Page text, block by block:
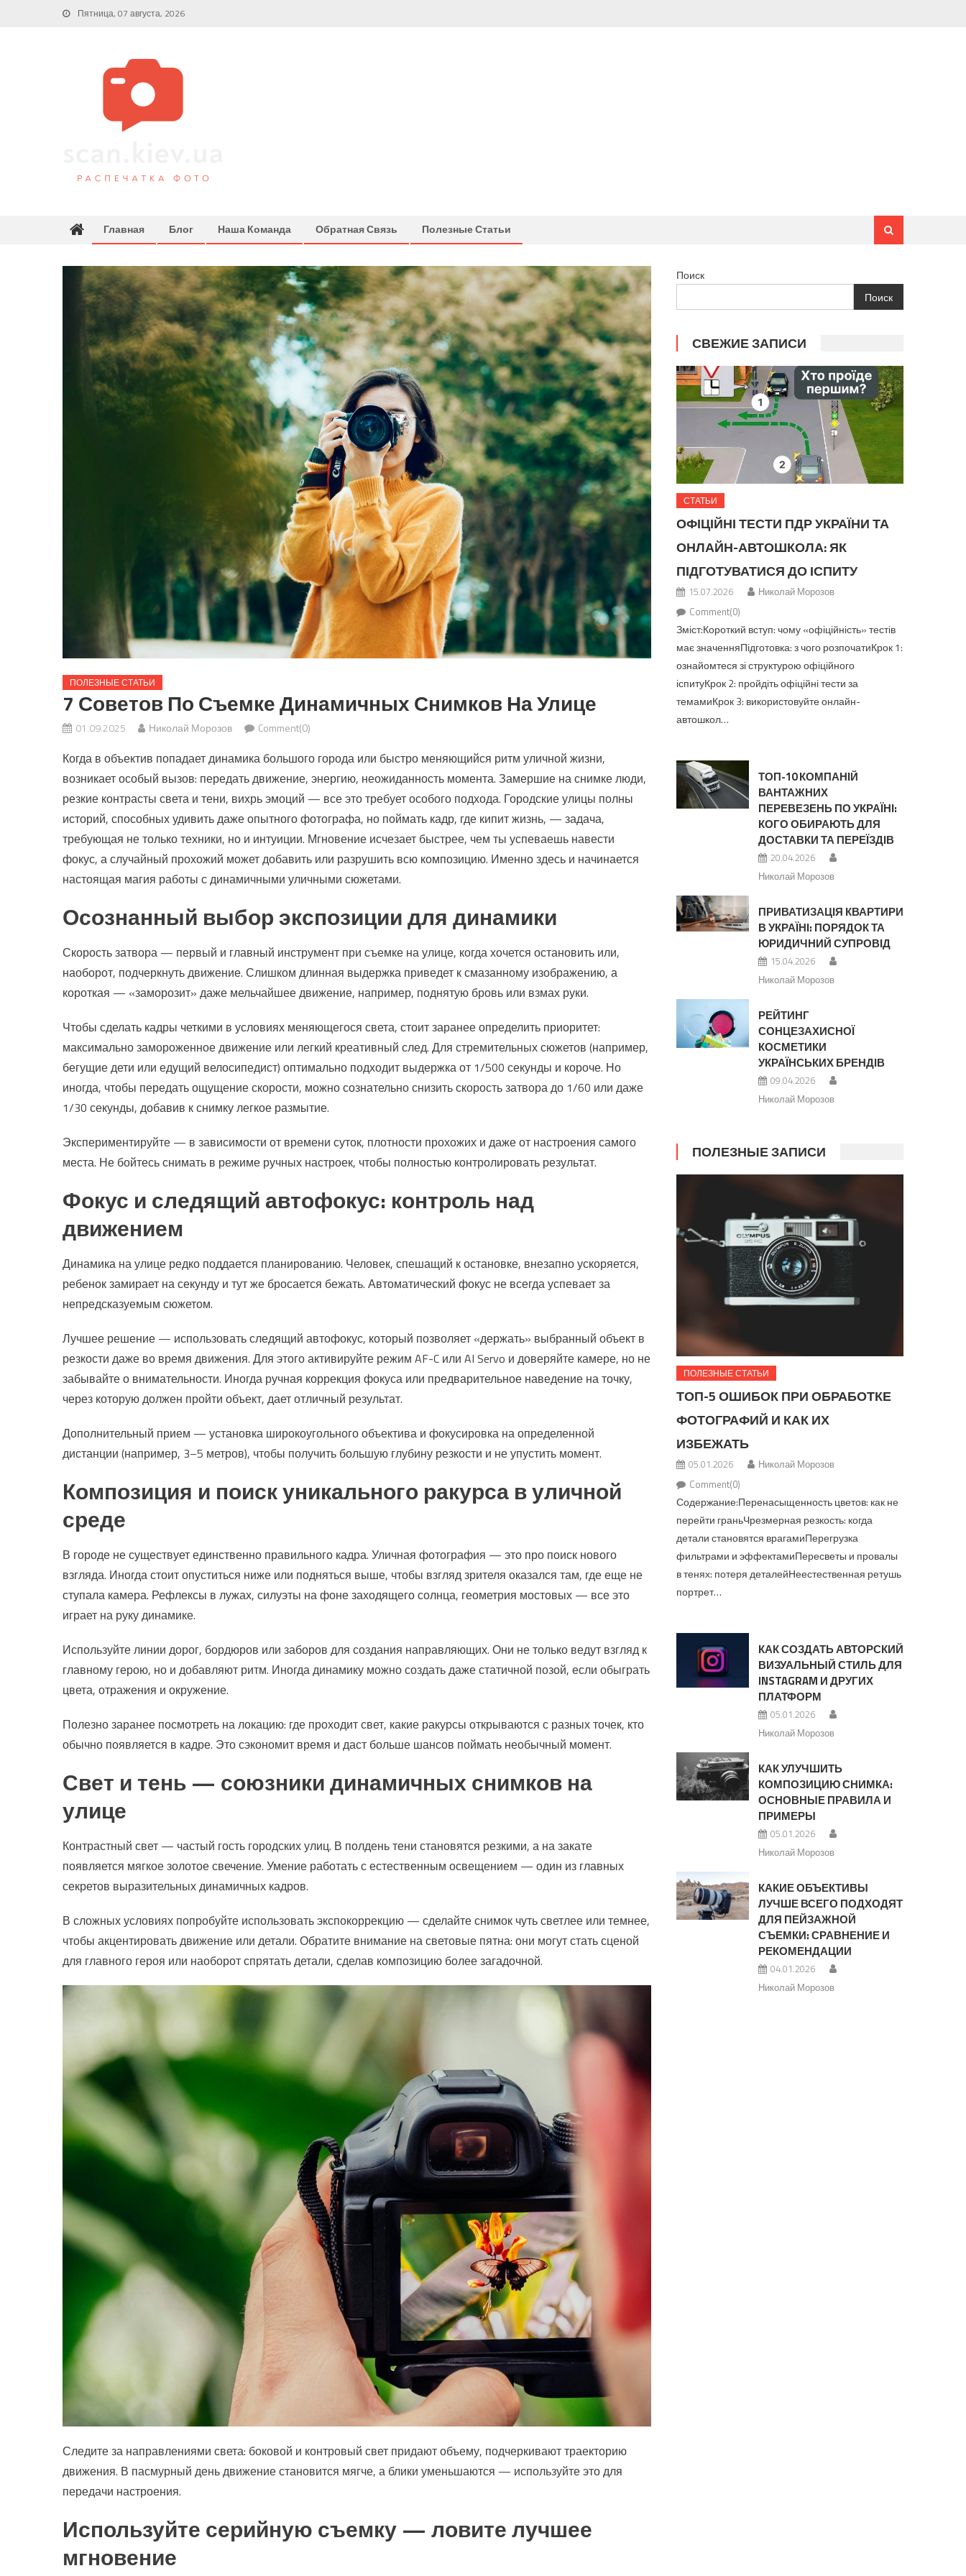
Пятница, 07 августа, 2026
Главная Блог Наша Команда Обратная Связь Полезные Статьи
ПОЛЕЗНЫЕ СТАТЬИ
7 Советов По Съемке Динамичных Снимков На Улице
01.09.2025 Николай Морозов Comment(0)
Когда в объектив попадает динамика большого города или быстро меняющийся ритм уличной жизни,
возникает особый вызов: передать движение, энергию, неожиданность момента. Замершие на снимке люди,
резкие контрасты света и тени, вихрь эмоций — все это требует особого подхода. Городские улицы полны
историй, способных удивить даже опытного фотографа, но поймать кадр, где кипит жизнь, — задача,
требующая не только техники, но и интуиции. Мгновение исчезает быстрее, чем ты успеваешь навести
фокус, а случайный прохожий может добавить или разрушить всю композицию. Именно здесь и начинается
настоящая магия работы с динамичными уличными сюжетами.
Осознанный выбор экспозиции для динамики
Скорость затвора — первый и главный инструмент при съемке на улице, когда хочется остановить или,
наоборот, подчеркнуть движение. Слишком длинная выдержка приведет к смазанному изображению, а
короткая — «заморозит» даже мельчайшее движение, например, поднятую бровь или взмах руки.
Чтобы сделать кадры четкими в условиях меняющегося света, стоит заранее определить приоритет:
максимально замороженное движение или легкий креативный след. Для стремительных сюжетов (например,
бегущие дети или едущий велосипедист) оптимально подходит выдержка от 1/500 секунды и короче. Но
иногда, чтобы передать ощущение скорости, можно сознательно снизить скорость затвора до 1/60 или даже
1/30 секунды, добавив к снимку легкое размытие.
Экспериментируйте — в зависимости от времени суток, плотности прохожих и даже от настроения самого
места. Не бойтесь снимать в режиме ручных настроек, чтобы полностью контролировать результат.
Фокус и следящий автофокус: контроль над
движением
Динамика на улице редко поддается планированию. Человек, спешащий к остановке, внезапно ускоряется,
ребенок замирает на секунду и тут же бросается бежать. Автоматический фокус не всегда успевает за
непредсказуемым сюжетом.
Лучшее решение — использовать следящий автофокус, который позволяет «держать» выбранный объект в
резкости даже во время движения. Для этого активируйте режим AF-C или AI Servo и доверяйте камере, но не
забывайте о внимательности. Иногда ручная коррекция фокуса или предварительное наведение на точку,
через которую должен пройти объект, дает отличный результат.
Дополнительный прием — установка широкоугольного объектива и фокусировка на определенной
дистанции (например, 3–5 метров), чтобы получить большую глубину резкости и не упустить момент.
Композиция и поиск уникального ракурса в уличной
среде
В городе не существует единственно правильного кадра. Уличная фотография — это про поиск нового
взгляда. Иногда стоит опуститься ниже или подняться выше, чтобы взгляд зрителя оказался там, где еще не
ступала камера. Рефлексы в лужах, силуэты на фоне заходящего солнца, геометрия мостовых — все это
играет на руку динамике.
Используйте линии дорог, бордюров или заборов для создания направляющих. Они не только ведут взгляд к
главному герою, но и добавляют ритм. Иногда динамику можно создать даже статичной позой, если обыграть
цвета, отражения и окружение.
Полезно заранее посмотреть на локацию: где проходит свет, какие ракурсы открываются с разных точек, кто
обычно появляется в кадре. Это сэкономит время и даст больше шансов поймать необычный момент.
Свет и тень — союзники динамичных снимков на
улице
Контрастный свет — частый гость городских улиц. В полдень тени становятся резкими, а на закате
появляется мягкое золотое свечение. Умение работать с естественным освещением — один из главных
секретов выразительных динамичных кадров.
В сложных условиях попробуйте использовать экспокоррекцию — сделайте снимок чуть светлее или темнее,
чтобы акцентировать движение или детали. Обратите внимание на световые пятна: они могут стать сценой
для главного героя или наоборот спрятать детали, сделав композицию более загадочной.
Следите за направлениями света: боковой и контровый свет придают объему, подчеркивают траекторию
движения. В пасмурный день движение становится мягче, а блики уменьшаются — используйте это для
передачи настроения.
Используйте серийную съемку — ловите лучшее
мгновение
Поиск
Поиск
СВЕЖИЕ ЗАПИСИ
СТАТЬИ
ОФІЦІЙНІ ТЕСТИ ПДР УКРАЇНИ ТА
ОНЛАЙН-АВТОШКОЛА: ЯК
ПІДГОТУВАТИСЯ ДО ІСПИТУ
15.07.2026
Николай Морозов
Comment(0)
Зміст:Короткий вступ: чому «офіційність» тестів
має значенняПідготовка: з чого розпочатиКрок 1:
ознайомтеся зі структурою офіційного
іспитуКрок 2: пройдіть офіційні тести за
темамиКрок 3: використовуйте онлайн-
автошкол…
ТОП-10 КОМПАНІЙ
ВАНТАЖНИХ
ПЕРЕВЕЗЕНЬ ПО УКРАЇНІ:
КОГО ОБИРАЮТЬ ДЛЯ
ДОСТАВКИ ТА ПЕРЕЇЗДІВ
20.04.2026
Николай Морозов
ПРИВАТИЗАЦІЯ КВАРТИРИ
В УКРАЇНІ: ПОРЯДОК ТА
ЮРИДИЧНИЙ СУПРОВІД
15.04.2026
Николай Морозов
РЕЙТИНГ
СОНЦЕЗАХИСНОЇ
КОСМЕТИКИ
УКРАЇНСЬКИХ БРЕНДІВ
09.04.2026
Николай Морозов
ПОЛЕЗНЫЕ ЗАПИСИ
ПОЛЕЗНЫЕ СТАТЬИ
ТОП-5 ОШИБОК ПРИ ОБРАБОТКЕ
ФОТОГРАФИЙ И КАК ИХ
ИЗБЕЖАТЬ
05.01.2026
Николай Морозов
Comment(0)
Содержание:Перенасыщенность цветов: как не
перейти граньЧрезмерная резкость: когда
детали становятся врагамиПерегрузка
фильтрами и эффектамиПересветы и провалы
в тенях: потеря деталейНеестественная ретушь
портрет…
КАК СОЗДАТЬ АВТОРСКИЙ
ВИЗУАЛЬНЫЙ СТИЛЬ ДЛЯ
INSTAGRAM И ДРУГИХ
ПЛАТФОРМ
05.01.2026
Николай Морозов
КАК УЛУЧШИТЬ
КОМПОЗИЦИЮ СНИМКА:
ОСНОВНЫЕ ПРАВИЛА И
ПРИМЕРЫ
05.01.2026
Николай Морозов
КАКИЕ ОБЪЕКТИВЫ
ЛУЧШЕ ВСЕГО ПОДХОДЯТ
ДЛЯ ПЕЙЗАЖНОЙ
СЪЕМКИ: СРАВНЕНИЕ И
РЕКОМЕНДАЦИИ
04.01.2026
Николай Морозов